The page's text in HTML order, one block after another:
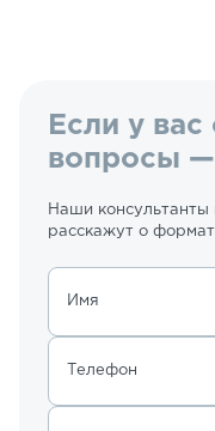
Если у вас
вопросы
Наши консультанты
расскажут о
Имя
Телефон